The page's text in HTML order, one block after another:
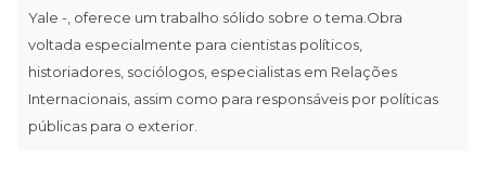
Yale -, oferece um trabalho sólido sobre o tema.Obra
voltada especialmente para cientistas políticos,
historiadores, sociólogos, especialistas em Relações
Internacionais, assim como para responsáveis por políticas
públicas para o exterior.